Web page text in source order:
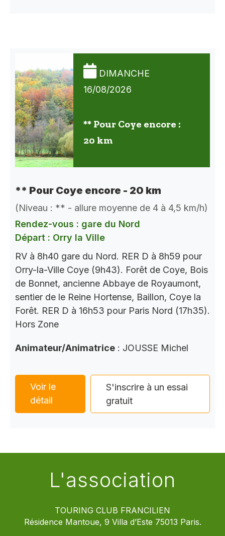
DIMANCHE
16/08/2026
** Pour Coye encore :
20 km
** Pour Coye encore - 20 km
(Niveau : ** - allure moyenne de 4 à 4,5 km/h)
Rendez-vous : gare du Nord
Départ : Orry la Ville
RV à 8h40 gare du Nord. RER D à 8h59 pour
Orry-la-Ville Coye (9h43). Forêt de Coye, Bois
de Bonnet, ancienne Abbaye de Royaumont,
sentier de le Reine Hortense, Baillon, Coye la
Forêt. RER D à 16h53 pour Paris Nord (17h35).
Hors Zone
Animateur/Animatrice : JOUSSE Michel
Voir le
détail
S'inscrire à un essai
gratuit
L'association
TOURING CLUB FRANCILIEN
Résidence Mantoue, 9 Villa d’Este 75013 Paris.